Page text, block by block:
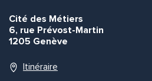
Cité des Métiers
6, rue Prévost-Martin
1205 Genève
Itinéraire